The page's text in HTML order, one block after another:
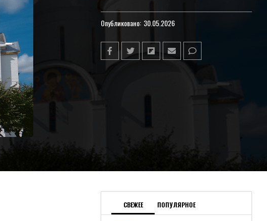
Опубликовано: 30.05.2026
СВЕЖЕЕ ПОПУЛЯРНОЕ